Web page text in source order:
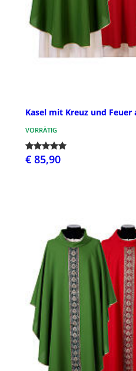
Kasel mit Kreuz und Feuer
VORRÄTIG
€ 85,90